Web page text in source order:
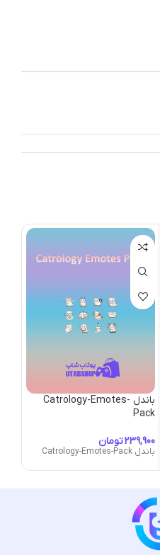
باندل Catrology-Emotes-
Pack
تومان
باندل Catrology-Emotes-Pack